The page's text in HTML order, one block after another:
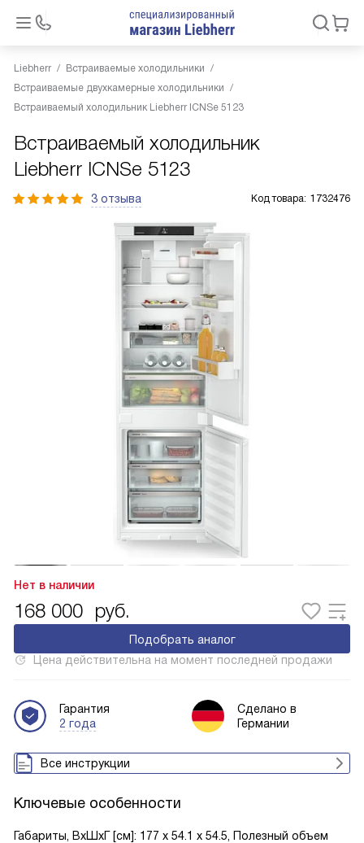
Liebherr
Встраиваемые холодильники
Встраиваемые двухкамерные холодильники
Встраиваемый холодильник Liebherr ICNSe 5123
Встраиваемый холодильник
Liebherr ICNSe 5123
3 отзыва Код товара: 1732476
Нет в наличии
168 000 руб.
Подобрать аналог
Цена действительна на момент последней продажи
Гарантия
2 года
Сделано в
Германии
Все инструкции
Ключевые особенности
Габариты, ВxШxГ [см]: 177 х 54.1 х 54.5, Полезный объем